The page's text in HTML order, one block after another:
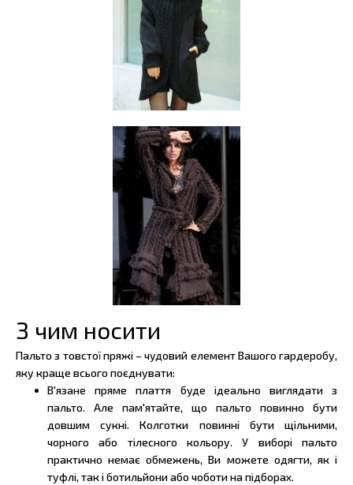
З чим носити
Пальто з товстої пряжі – чудовий елемент Вашого гардеробу,
яку краще всього поєднувати:
В'язане пряме плаття буде ідеально виглядати з
пальто. Але пам'ятайте, що пальто повинно бути
довшим сукні. Колготки повинні бути щільними,
чорного або тілесного кольору. У виборі пальто
практично немає обмежень, Ви можете одягти, як і
туфлі, так і ботильйони або чоботи на підборах.